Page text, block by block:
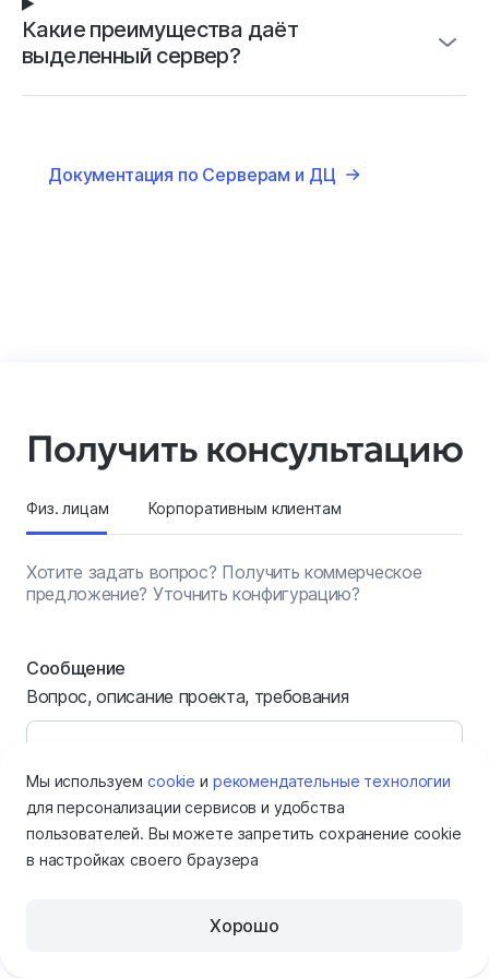
Какие преимущества даёт
выделенный сервер?
Документация по Серверам и ДЦ
Получить консультацию
Физ. лицам Корпоративным клиентам
Хотите задать вопрос? Получить коммерческое
предложение? Уточнить конфигурацию?
Сообщение
Вопрос, описание проекта, требования
Мы используемcookie и рекомендательные технологии
для персонализации сервисов и удобства
пользователей. Вы можете запретить сохранение cookie
в настройках своего браузера
Хорошо